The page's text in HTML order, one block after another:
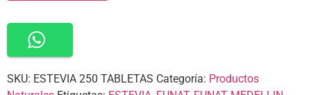
SKU: ESTEVIA 250 TABLETAS Categoría: Productos